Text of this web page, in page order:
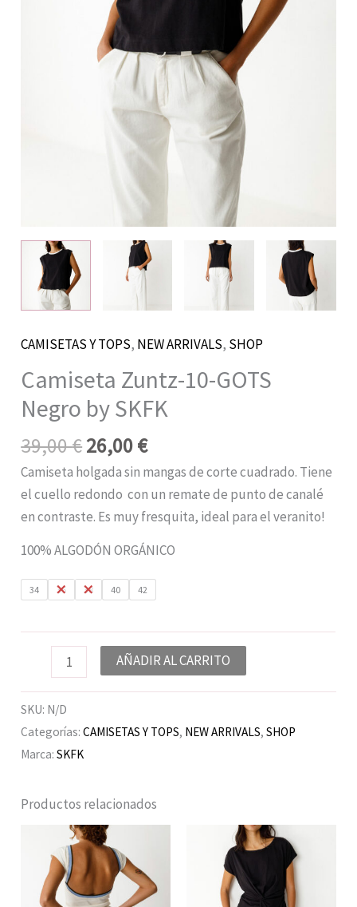
CAMISETAS Y TOPS, NEW ARRIVALS, SHOP
Camiseta Zuntz-10-GOTS
Negro by SKFK
39,00€26,00€
Camiseta holgada sin mangas de corte cuadrado. Tiene
el cuello redondo con un remate de punto de canalé
en contraste. Es muy fresquita, ideal para el veranito!
100% ALGODÓN ORGÁNICO
34 36 38 40 42
AÑADIR AL CARRITO
SKU: N/D
Categorías:CAMISETAS Y TOPS, NEW ARRIVALS,SHOP
Marca:SKFK
Productos relacionados
El
precio
original
era:
46,00 €.
precio
actual
es:
29,00 €.